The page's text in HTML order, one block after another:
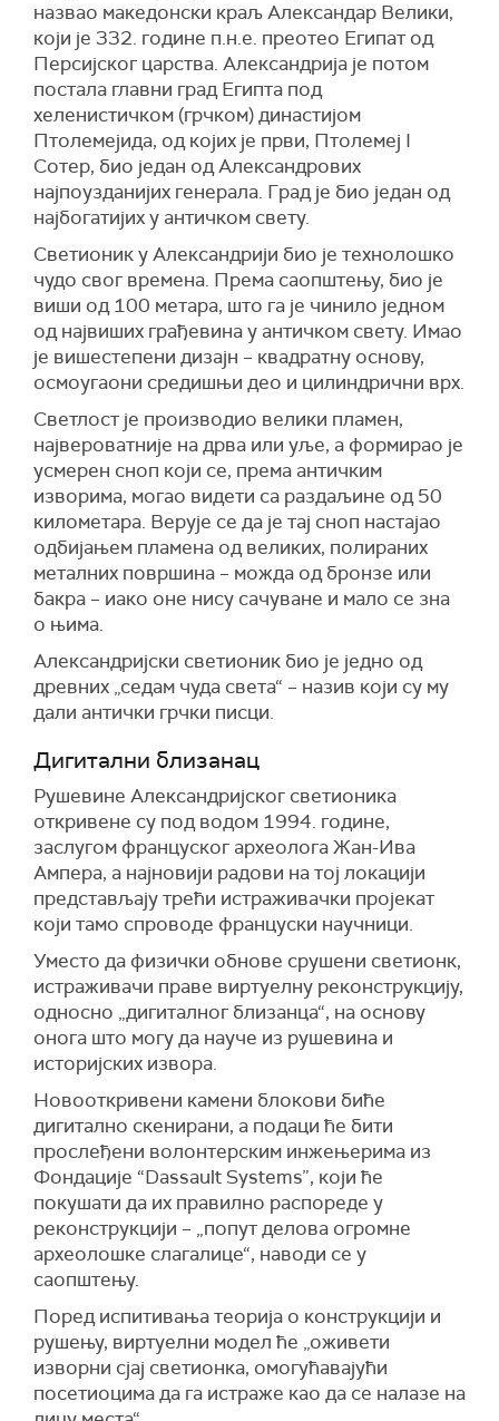
назвао македонски краљ Александар Велики,
који је 332. године п.н.е. преотео Египат од
Персијског царства. Александрија је потом
постала главни град Египта под
хеленистичком (грчком) династијом
Птолемејида, од којих је први, Птолемеј I
Сотер, био један од Александрових
најпоузданијих генерала. Град је био један од
најбогатијих у античком свету.
Светионику Александрији био је технолошко
чудо свог времена. Према саопштењу, био је
виши од 100 метара, што га је чинило једном
од највиших грађевина у античком свету. Имао
је вишестепени дизајн – квадратну основу,
осмоугаони средишњи део и цилиндрични врх.
Светлост је производио велики пламен,
највероватније на дрва или уље, а формирао је
усмерен сноп који се, према античким
изворима, могао видети са раздаљине од50
километара. Верује се да је тај сноп настајао
одбијањем пламена од великих, полираних
металних површина – можда од бронзе или
бакра – иако оне нису сачуване и мало се зна
о њима.
Александријски светионик био је једно од
древних „седам чуда света“ – назив који су му
дали антички грчки писци.
Дигитални близанац
Рушевине Александријског светионика
откривене су под водом 1994. године,
заслугом француског археолога Жан-Ива
Ампера, а најновији радови на тој локацији
представљају трећи истраживачки пројекат
који тамо спроводе француски научници.
Уместо да физички обнове срушени светионк,
истраживачи праве виртуелну реконструкцију,
односно „дигиталног близанца“, на основу
онога што могу да науче из рушевина и
историјских извора.
Новооткривени камени блокови биће
дигитално скенирани, а подаци ће бити
прослеђени волонтерским инжењерима из
Фондације “Dassault Systems”, који ће
покушати да их правилно распоредe у
реконструкцији – „попут делова огромне
археолошке слагалице“, наводи се у
саопштењу.
Поред испитивања теорија о конструкцији и
рушењу, виртуелни модел ће „оживети
изворни сјај светионка, омогућавајући
посетиоцима да га истраже као да се налазе на